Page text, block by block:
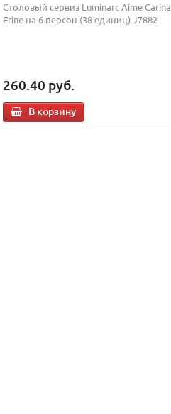
Столовый сервиз Luminarc Aime Carina
Erine на 6 персон (38 единиц) J7882
260.40 руб.
В корзину